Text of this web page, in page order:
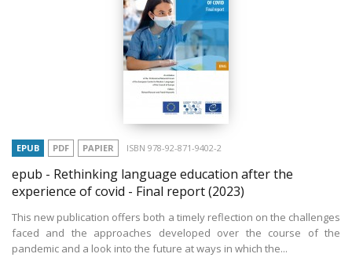
EPUB PDF PAPIER ISBN 978-92-871-9402-2
epub - Rethinking language education after the
experience of covid - Final report(2023)
This new publication offers both a timely reflection on the challenges
faced and the approaches developed over the course of the
pandemic and a look into the future at ways in which the...